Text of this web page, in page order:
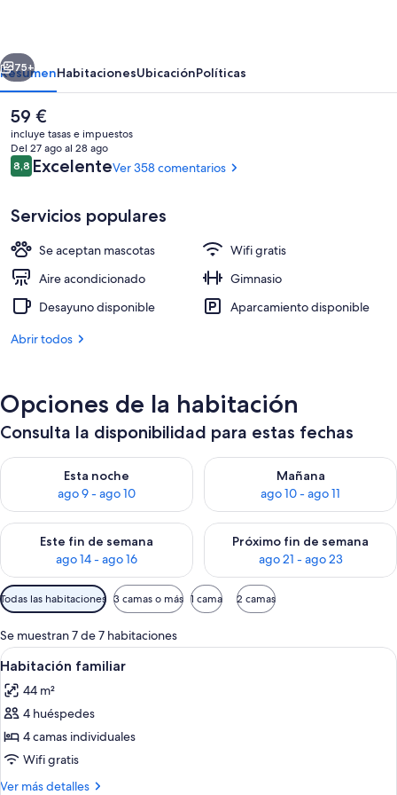
Bar (en el alojamiento)
Siguiente
75+
ResumenHabitacionesUbicaciónPolíticas
El
precio
actual
es
de
59 €
incluye tasas e impuestos
Del 27 ago al 28 ago
Comentarios
8,88,8 de 10
ExcelenteVer 358 comentarios
Servicios populares
Se aceptan mascotas
Wifi gratis
Aire acondicionado
Gimnasio
Desayuno disponible
Aparcamiento disponible
Abrir todos
Opciones de la habitación
Consulta la disponibilidad para estas fechas
Esta noche
ago 9 - ago 10
Consulta la disponibilidad para esta noche, ago 9 - ago 10
Mañana
ago 10 - ago 11
Consulta la disponibilidad
Este fin de semana
ago 14 - ago 16
Consulta la disponibilidad para este fin de semana, ago 14 -
Próximo fin de semana
ago 21 - ago 23
Consulta la disponibilidad
Filtros
disponibles
para
las
habitaciones
Todas las habitaciones 3 camas o más 1 cama 2 camas
Se muestran 7 de 7 habitaciones
Abrir
todas
las
fotos
de
Habitación
familiar
Habitación de hotel con cama,
9
Habitación familiar
44 m²
4 huéspedes
4 camas individuales
Wifi gratis
Ver más detalles
Más